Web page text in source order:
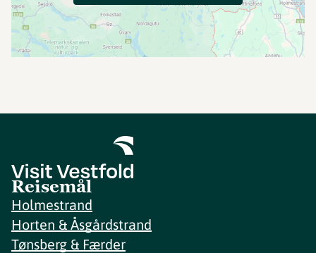
Reisemål
Holmestrand
Horten & Åsgårdstrand
Tønsberg & Færder